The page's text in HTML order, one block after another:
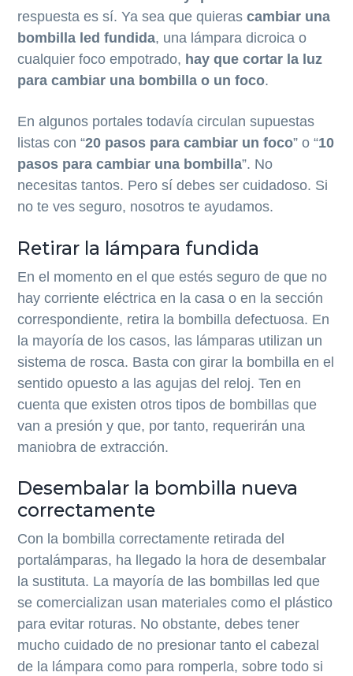
respuesta es sí. Ya sea que quierascambiar una
bombilla led fundida, una lámpara dicroica o
cualquier foco empotrado, hay que cortar la luz
para cambiar una bombilla o un foco.
En algunos portales todavía circulan supuestas
listas con “20 pasos para cambiar un foco” o “10
pasos para cambiar una bombilla”. No
necesitas tantos. Pero sí debes ser cuidadoso. Si
no te ves seguro, nosotros te ayudamos.
Retirar la lámpara fundida
En el momento en el que estés seguro de que no
hay corriente eléctrica en la casa o en la sección
correspondiente, retira la bombilla defectuosa. En
la mayoría de los casos, las lámparas utilizan un
sistema de rosca. Basta con girar la bombilla en el
sentido opuesto a las agujas del reloj. Ten en
cuenta que existen otros tipos de bombillas que
van a presión y que, por tanto, requerirán una
maniobra de extracción.
Desembalar la bombilla nueva
correctamente
Con la bombilla correctamente retirada del
portalámparas, ha llegado la hora de desembalar
la sustituta. La mayoría de las bombillas led que
se comercializan usan materiales como el plástico
para evitar roturas. No obstante, debes tener
mucho cuidado de no presionar tanto el cabezal
de la lámpara como para romperla, sobre todo si